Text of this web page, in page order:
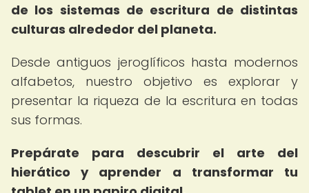
de los sistemas de escritura de distintas
culturas alrededor del planeta.
Desde antiguos jeroglíficos hasta modernos
alfabetos, nuestro objetivo es explorar y
presentar la riqueza de la escritura en todas
sus formas.
Prepárate para descubrir el arte del
hierático y aprender a transformar tu